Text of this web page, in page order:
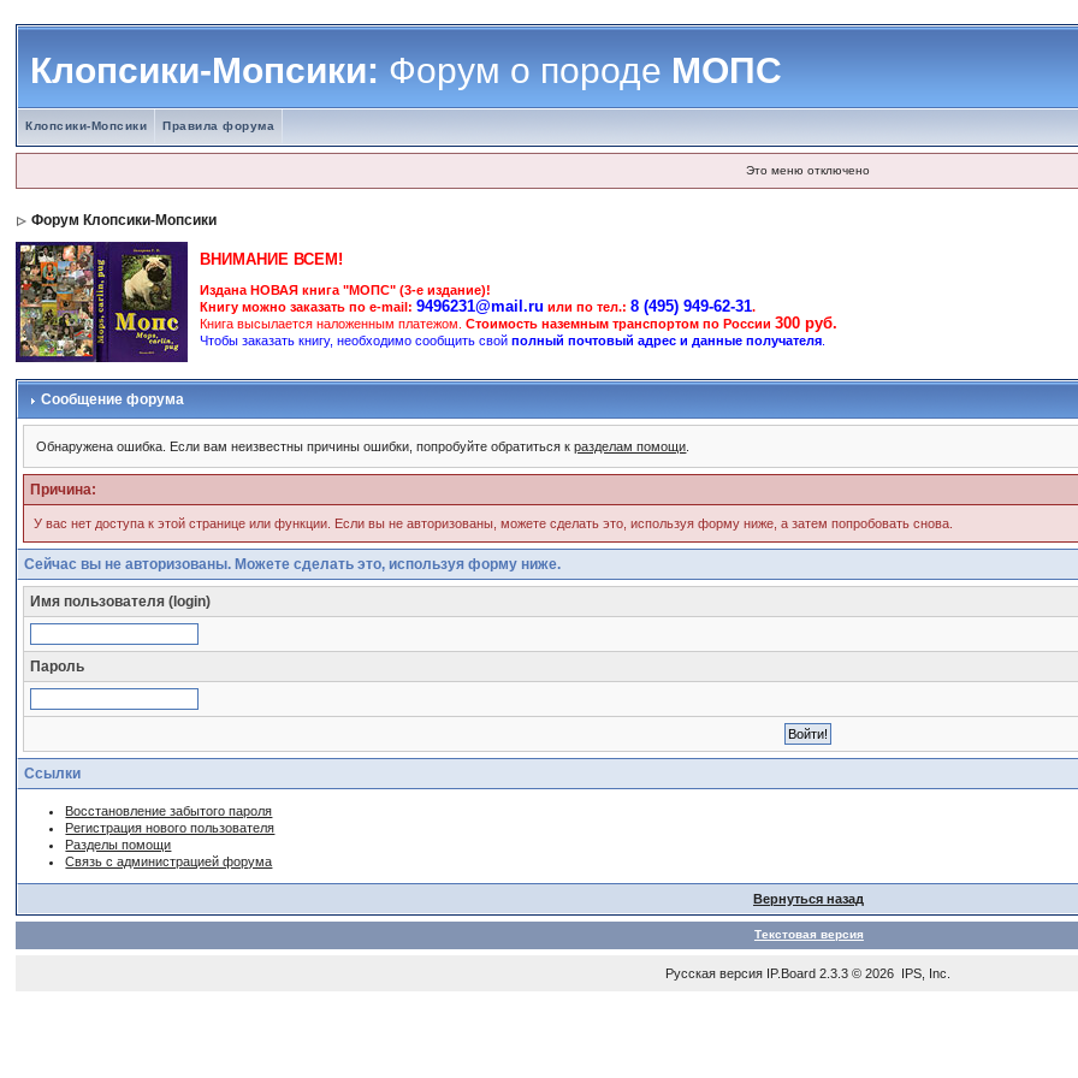
Клопсики-Мопсики:Форум о породеМОПС
Клопсики-Мопсики Правила форума
Это меню отключено
Форум Клопсики-Мопсики
ВНИМАНИЕ ВСЕМ!
Издана НОВАЯ книга "МОПС" (3-е издание)!
Книгу можно заказать по e-mail:9496231@mail.ru или по тел.:8 (495) 949-62-31.
Книга высылается наложенным платежом.Стоимость наземным транспортом по России300 руб.
Чтобы заказать книгу, необходимо сообщить свойполный почтовый адрес и данные получателя
Сообщение форума
Обнаружена ошибка. Если вам неизвестны причины ошибки, попробуйте обратиться кразделам помощи
Причина:
У вас нет доступа к этой странице или функции. Если вы не авторизованы, можете сделать это, используя форму ниже, а затем попробовать снова.
Сейчас вы не авторизованы. Можете сделать это, используя форму ниже.
Имя пользователя (login)
Пароль
Ссылки
Восстановление забытого пароля
Регистрация нового пользователя
Разделы помощи
Связь с администрацией форума
Вернуться назад
Текстовая версия
Русская версия IP.Board 2.3.3 © 2026 IPS, Inc